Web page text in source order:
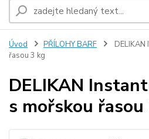
Úvod PŘÍLOHY BARF
řasou 3 kg
DELIKAN
s mořskou řasou